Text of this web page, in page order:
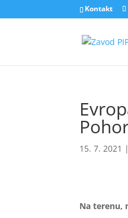
Kontakt
15. 7. 2021 |
Na terenu,